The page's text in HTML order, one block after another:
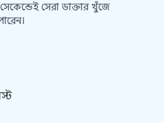
সেরা ডাক্তার খুঁজে